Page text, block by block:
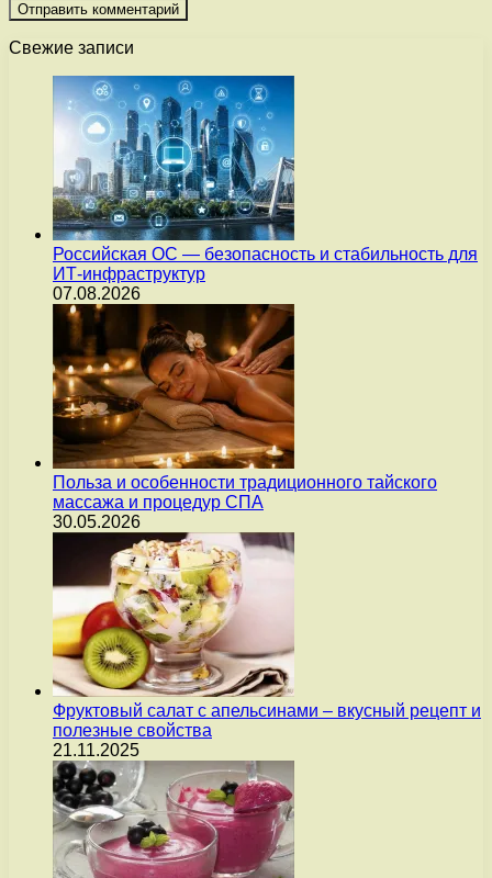
Свежие записи
Российская ОС — безопасность и стабильность для
ИТ-инфраструктур
07.08.2026
Польза и особенности традиционного тайского
массажа и процедур СПА
30.05.2026
Фруктовый салат с апельсинами – вкусный рецепт и
полезные свойства
21.11.2025